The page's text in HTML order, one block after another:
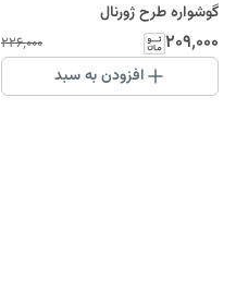
گوشواره طرح ژورنال
۲۰۹٬۰۰۰ ۲۲۶٬۰۰۰
افزودن به سبد